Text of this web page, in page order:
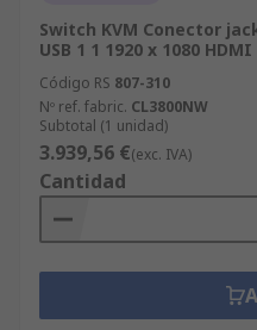
Switch KVM Conector
USB 1 1 1920 x 1080 HDMI
Código RS 807-310
Nº ref. fabric. CL3800NW
Subtotal (1 unidad)
3.939,56 €(exc. IVA)
Cantidad